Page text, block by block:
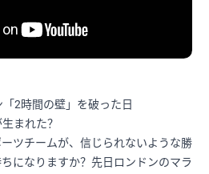
まれた？
ツチームが、信じられないような勝
になりますか？先日ロンドンのマラ